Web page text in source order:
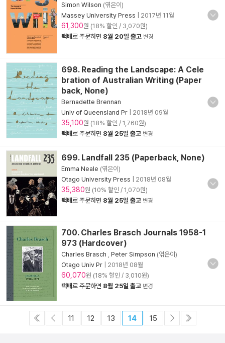
Simon Wilson (엮은이)
Massey University Press
2017년 11월
61,300원 (18% 할인 / 3,070원)
택배로 주문하면 8월 20일 출고 변경
698. Reading the Landscape: A Cele
bration of Australian Writing (Paper
back, None)
Bernadette Brennan
Univ of Queensland Pr
2018년 09월
35,100원 (18% 할인 / 1,760원)
택배로 주문하면 8월 25일 출고 변경
699. Landfall 235 (Paperback, None)
Emma Neale (엮은이)
Otago University Press
2018년 08월
35,380원 (10% 할인 / 1,070원)
택배로 주문하면 8월 25일 출고 변경
700. Charles Brasch Journals 1958-1
973 (Hardcover)
Charles Brasch Peter Simpson (엮은이)
Otago Univ Pr
2018년 08월
60,070원 (18% 할인 / 3,010원)
택배로 주문하면 8월 25일 출고 변경
11 12 13 14 15